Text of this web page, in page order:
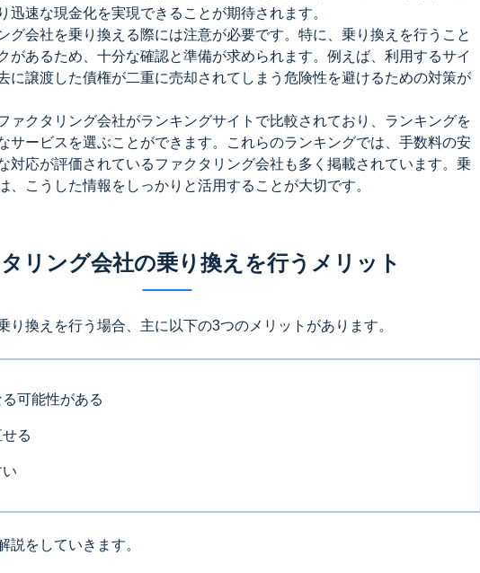
迅速な現金化を実現できることが期待されます。
グ会社を乗り換える際には注意が必要です。特に、乗り換えを行うこと
があるため、十分な確認と準備が求められます。例えば、利用するサイ
に譲渡した債権が二重に売却されてしまう危険性を避けるための対策が
ァクタリング会社がランキングサイトで比較されており、ランキングを
サービスを選ぶことができます。これらのランキングでは、手数料の安
対応が評価されているファクタリング会社も多く掲載されています。乗
、こうした情報をしっかりと活用することが大切です。
リング会社の乗り換えを行うメリット
り換えを行う場合、主に以下の3つのメリットがあります。
可能性がある
る
説をしていきます。